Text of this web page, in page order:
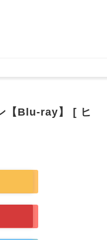
【Blu-ray】 [ ヒ